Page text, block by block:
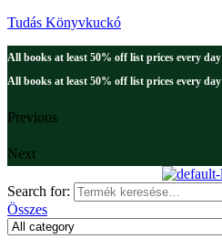
Tudás Könyvkuckó
All books at least 50% off list prices every day
All books at least 50% off list prices every day
Previous
Next
Search for:
Összes